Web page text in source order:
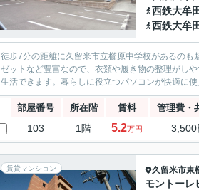
西鉄大牟
西鉄大牟
徒歩7分の距離に久留米市立櫛原中学校があるの
ゼットなど豊富なので、衣類や履き物の整理がし
生活できます。暮らしに役立つパソコンが快適に
部屋番号 所在階 賃料 管理費・
103 1階 5.2万円 3,500
賃貸マンション 久留米市東
モントーレ